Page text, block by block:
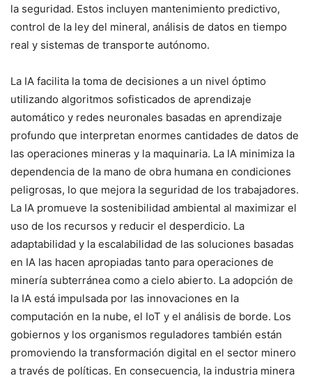
la seguridad. Estos incluyen mantenimiento predictivo,
control de la ley del mineral, análisis de datos en tiempo
real y sistemas de transporte autónomo.
La IA facilita la toma de decisiones a un nivel óptimo
utilizando algoritmos sofisticados de aprendizaje
automático y redes neuronales basadas en aprendizaje
profundo que interpretan enormes cantidades de datos de
las operaciones mineras y la maquinaria. La IA minimiza la
dependencia de la mano de obra humana en condiciones
peligrosas, lo que mejora la seguridad de los trabajadores.
La IA promueve la sostenibilidad ambiental al maximizar el
uso de los recursos y reducir el desperdicio. La
adaptabilidad y la escalabilidad de las soluciones basadas
en IA las hacen apropiadas tanto para operaciones de
minería subterránea como a cielo abierto. La adopción de
la IA está impulsada por las innovaciones en la
computación en la nube, el IoT y el análisis de borde. Los
gobiernos y los organismos reguladores también están
promoviendo la transformación digital en el sector minero
a través de políticas. En consecuencia, la industria minera